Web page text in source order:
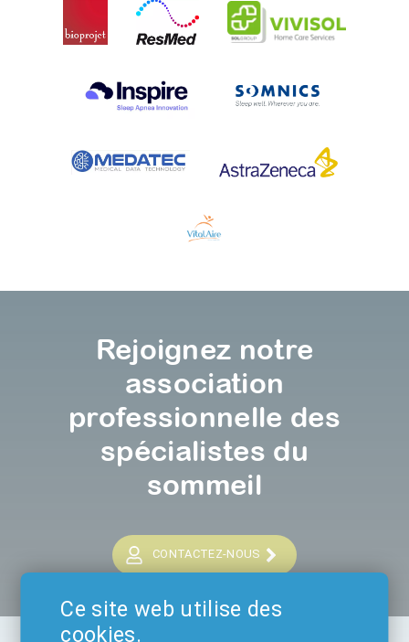
Rejoignez notre
association
professionnelle des
spécialistes du
sommeil
CONTACTEZ-NOUS
Ce site web utilise des
cookies.